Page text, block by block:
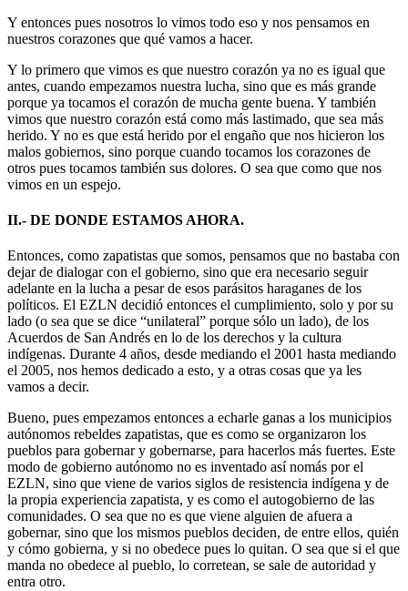
Y entonces pues nosotros lo vimos todo eso y nos pensamos en
nuestros corazones que qué vamos a hacer.
Y lo primero que vimos es que nuestro corazón ya no es igual que
antes, cuando empezamos nuestra lucha, sino que es más grande
porque ya tocamos el corazón de mucha gente buena. Y también
vimos que nuestro corazón está como más lastimado, que sea más
herido. Y no es que está herido por el engaño que nos hicieron los
malos gobiernos, sino porque cuando tocamos los corazones de
otros pues tocamos también sus dolores. O sea que como que nos
vimos en un espejo.
II.- DE DONDE ESTAMOS AHORA.
Entonces, como zapatistas que somos, pensamos que no bastaba con
dejar de dialogar con el gobierno, sino que era necesario seguir
adelante en la lucha a pesar de esos parásitos haraganes de los
políticos. El EZLN decidió entonces el cumplimiento, solo y por su
lado (o sea que se dice “unilateral” porque sólo un lado), de los
Acuerdos de San Andrés en lo de los derechos y la cultura
indígenas. Durante 4 años, desde mediando el 2001 hasta mediando
el 2005, nos hemos dedicado a esto, y a otras cosas que ya les
vamos a decir.
Bueno, pues empezamos entonces a echarle ganas a los municipios
autónomos rebeldes zapatistas, que es como se organizaron los
pueblos para gobernar y gobernarse, para hacerlos más fuertes. Este
modo de gobierno autónomo no es inventado así nomás por el
EZLN, sino que viene de varios siglos de resistencia indígena y de
la propia experiencia zapatista, y es como el autogobierno de las
comunidades. O sea que no es que viene alguien de afuera a
gobernar, sino que los mismos pueblos deciden, de entre ellos, quién
y cómo gobierna, y si no obedece pues lo quitan. O sea que si el que
manda no obedece al pueblo, lo corretean, se sale de autoridad y
entra otro.